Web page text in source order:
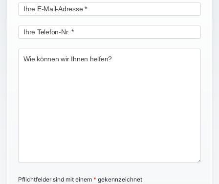
Pflichtfelder sind mit einem * gekennzeichnet